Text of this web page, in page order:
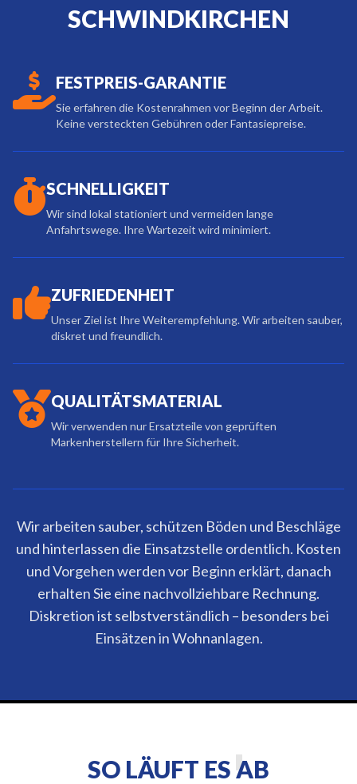
SCHWINDKIRCHEN
FESTPREIS-GARANTIE
Sie erfahren die Kostenrahmen vor Beginn der Arbeit.
Keine versteckten Gebühren oder Fantasiepreise.
SCHNELLIGKEIT
Wir sind lokal stationiert und vermeiden lange
Anfahrtswege. Ihre Wartezeit wird minimiert.
ZUFRIEDENHEIT
Unser Ziel ist Ihre Weiterempfehlung. Wir arbeiten sauber,
diskret und freundlich.
QUALITÄTSMATERIAL
Wir verwenden nur Ersatzteile von geprüften
Markenherstellern für Ihre Sicherheit.
Wir arbeiten sauber, schützen Böden und Beschläge
und hinterlassen die Einsatzstelle ordentlich. Kosten
und Vorgehen werden vor Beginn erklärt, danach
erhalten Sie eine nachvollziehbare Rechnung.
Diskretion ist selbstverständlich – besonders bei
Einsätzen in Wohnanlagen.
SO LÄUFT ES AB